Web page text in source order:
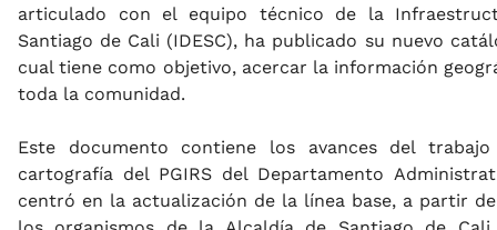
articulado con el equipo técnico de la
Santiago de Cali (IDESC), ha publicado su nuevo
cual tiene como objetivo, acercar la información
toda la comunidad.
Este documento contiene los avances del
cartografía del PGIRS del Departamento
centró en la actualización de la línea base, a partir